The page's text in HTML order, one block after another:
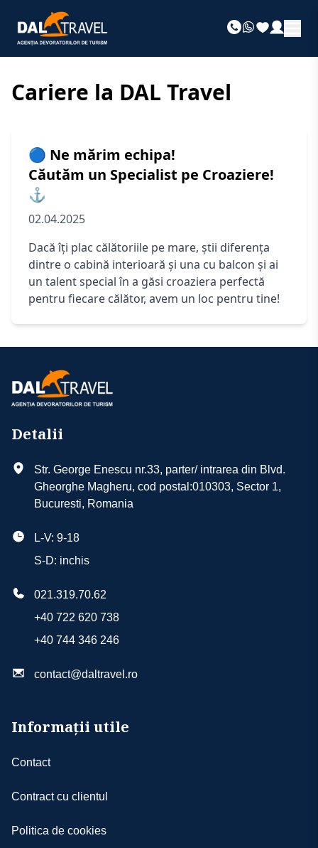
Cariere la DAL Travel
🔵 Ne mărim echipa!
Căutăm un Specialist pe Croaziere!
⚓
02.04.2025
Dacă îți plac călătoriile pe mare, știi diferența
dintre o cabină interioară și una cu balcon și ai
un talent special în a găsi croaziera perfectă
pentru fiecare călător, avem un loc pentru tine!
Detalii
Str. George Enescu nr.33, parter/ intrarea din Blvd.
Gheorghe Magheru, cod postal:010303, Sector 1,
Bucuresti, Romania
L-V: 9-18
S-D: inchis
021.319.70.62
+40 722 620 738
+40 744 346 246
contact@daltravel.ro
Informații utile
Contact
Contract cu clientul
Politica de cookies